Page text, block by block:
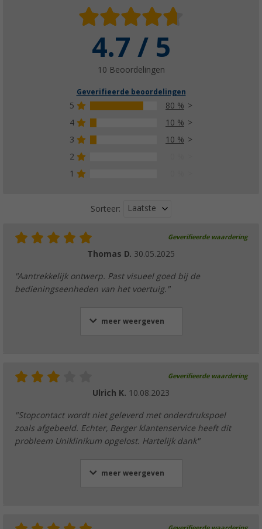
4.7 / 5
10 Beoordelingen
Geverifieerde beoordelingen
5
80 %
4
10 %
3
10 %
2
1
Sorteer: Laatste
Geverifieerde waardering
Thomas D. 30.05.2025
"Aantrekkelijk ontwerp. Past visueel goed bij de
bedieningseenheden van het voertuig."
meer weergeven
Geverifieerde waardering
Ulrich K. 10.08.2023
"Stopcontact wordt niet geleverd met onderdrukspoel
zoals afgebeeld. Echter, Berger klantenservice heeft dit
probleem Uniklinikum opgelost. Hartelijk dank"
meer weergeven